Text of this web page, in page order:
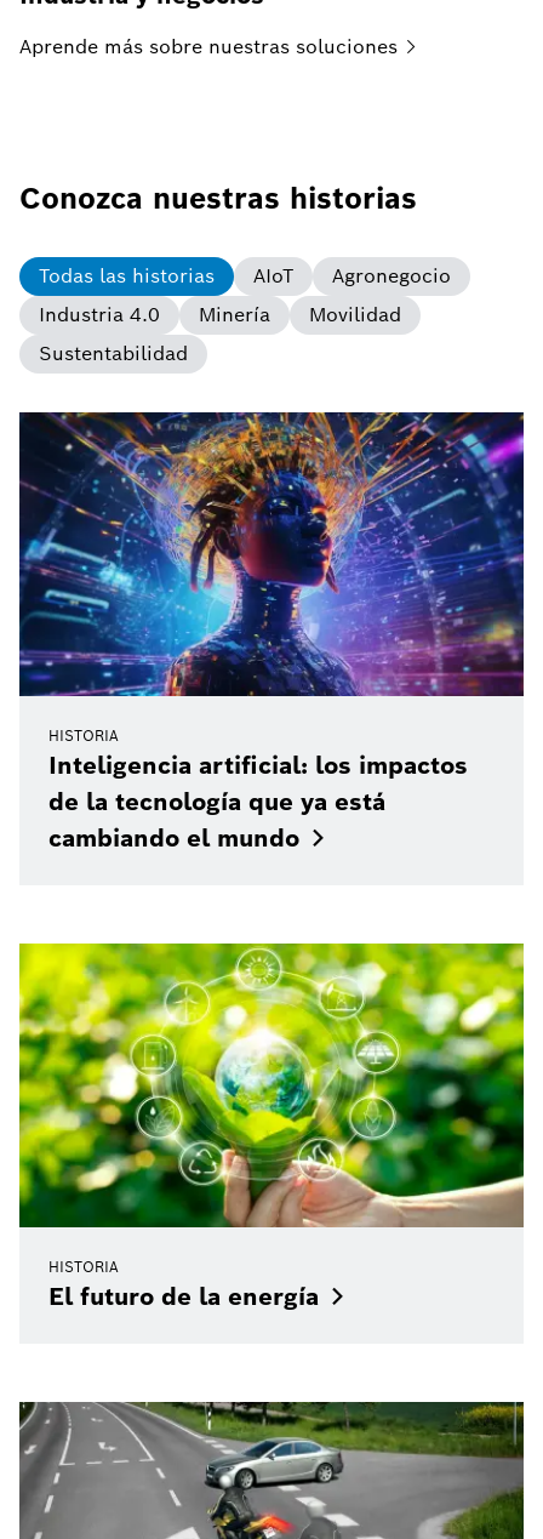
Aprende más sobre nuestras soluciones
Conozca nuestras historias
Todas las historias AIoT
Agronegocio
Industria 4.0
Minería
Movilidad
Sustentabilidad
HISTORIA
Inteligencia artificial: los impactos
de la tecnología que ya está
cambiando el mundo
HISTORIA
El futuro de la energía